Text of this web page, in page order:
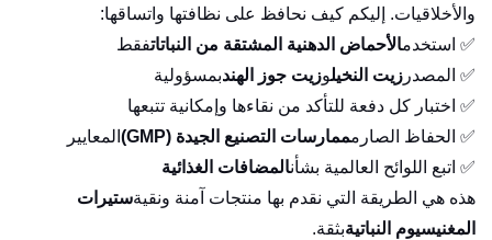
والأخلاقيات. إليكم كيف نحافظ على نظافتها واتساقها:
✅ استخدمالأحماض الدهنية المشتقة من النباتاتفقط
✅ المصدر زيت النخيلوزيت جوز الهندبمسؤولية
✅ اختبار كل دفعة للتأكد من نقاءها وإمكانية تتبعها
✅ الحفاظ الصارمممارسات التصنيع الجيدة (GMP)
المعايير
✅ اتبع اللوائح العالمية بشأنالمضافات الغذائية
هذه هي الطريقة التي نقدم بها منتجات آمنة ونقيةستيرات
المغنيسيوم النباتيةبثقة.